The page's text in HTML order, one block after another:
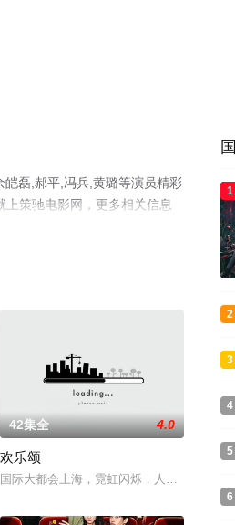
磊,郝平,冯兵,黄璐等演员精彩
策驰电影网，更多相关信息
朱衣卫前左使任如意（刘
）结婚多年，夫妻两人之间感情一直十分
42集全 4.0
欢乐颂
国际大都会上海，霓虹闪烁，人头攒动。多
1
2
3
4
5
6